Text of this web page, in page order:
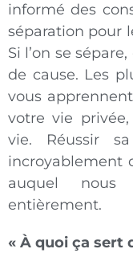
informé des
séparation pour
Si l’on se
de cause. Les
vous
votre vie privée,
vie. Réussir
incroyablement
auquel nous
entièrement.
« À quoi ça sert